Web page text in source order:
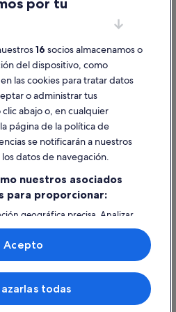
de tren de Vevey
denunciar contenido
de un alquiler vacacional
de Expedia Group. Todos los
el logotipo de Expedia son marcas
registradas de Expedia, Inc.
por tu
16 socios almacenamos o
del dispositivo, como
las cookies para tratar datos
o administrar tus
abajo o, en cualquier
página de la política de
se notificarán a nuestros
datos de navegación.
nuestros asociados
para proporcionar:
geográfica precisa. Analizar
del dispositivo para su
la información en un dispositivo
y contenido personalizados,
contenido, investigación de
servicios.
todas
Acepto